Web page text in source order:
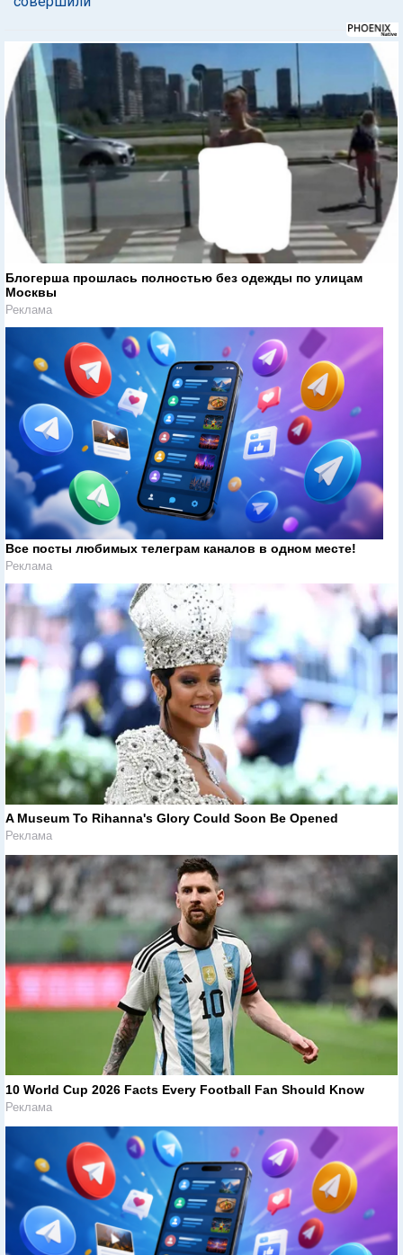
Блогерша прошлась полностью без одежды по улицам
Москвы
Реклама
Все посты любимых телеграм каналов в одном месте!
Реклама
A Museum To Rihanna's Glory Could Soon Be Opened
Реклама
10 World Cup 2026 Facts Every Football Fan Should Know
Реклама